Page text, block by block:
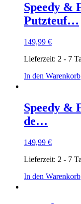
Speedy &
Putzteuf…
149,99 €
Lieferzeit: 2 - 7
In den Warenkorb
Speedy &
de…
149,99 €
Lieferzeit: 2 - 7
In den Warenkorb